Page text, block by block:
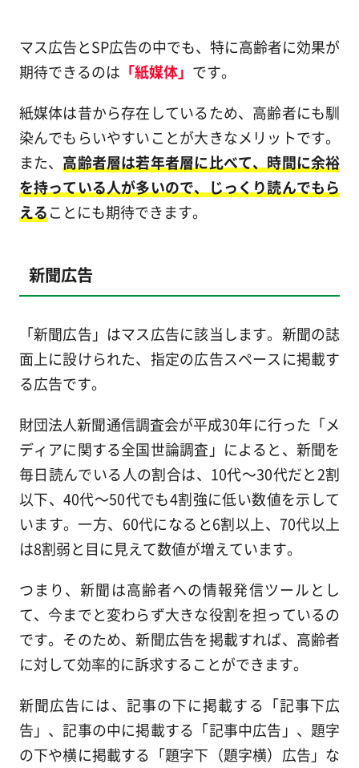
マス広告とSP広告の中でも、特に高齢者に効果が
期待できるのは 「紙媒体」 です。
紙媒体は昔から存在しているため、高齢者にも馴
染んでもらいやすいことが大きなメリットです。
また、 高齢者層は若年者層に比べて、時間に余裕
を持っている人が多いので、じっくり読んでもら
えることにも期待できます。
新聞広告
「新聞広告」はマス広告に該当します。新聞の誌
面上に設けられた、指定の広告スペースに掲載す
る広告です。
財団法人新聞通信調査会が平成30年に行った「メ
ディアに関する全国世論調査」によると、新聞を
毎日読んでいる人の割合は、10代～30代だと2割
以下、40代～50代でも4割強に低い数値を示して
います。一方、60代になると6割以上、70代以上
は8割弱と目に見えて数値が増えています。
つまり、新聞は高齢者への情報発信ツールとし
て、今までと変わらず大きな役割を担っているの
です。そのため、新聞広告を掲載すれば、高齢者
に対して効率的に訴求することができます。
新聞広告には、記事の下に掲載する「記事下広
告」、記事の中に掲載する「記事中広告」、題字
の下や横に掲載する「題字下（題字横）広告」な